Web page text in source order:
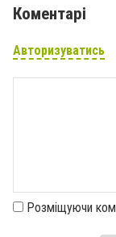
Коментарі
Авторизуватись
Розміщуючи